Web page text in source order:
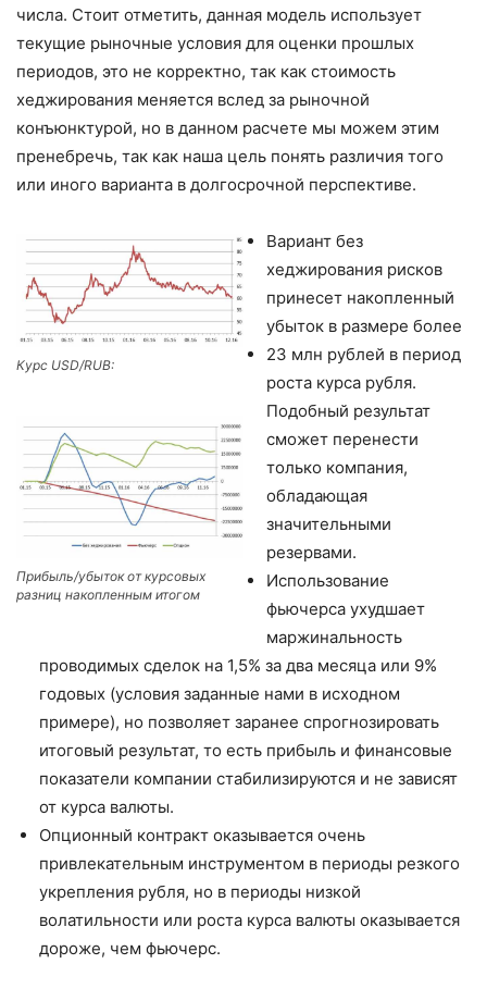
числа. Стоит отметить, данная модель использует
текущие рыночные условия для оценки прошлых
периодов, это не корректно, так как стоимость
хеджирования меняется вслед за рыночной
конъюнктурой, но в данном расчете мы можем этим
пренебречь, так как наша цель понять различия того
или иного варианта в долгосрочной перспективе.
Курс USD/RUB:
Прибыль/убыток от курсовых
разниц накопленным итогом
Вариант без
хеджирования рисков
принесет накопленный
убыток в размере более
23 млн рублей в период
роста курса рубля.
Подобный результат
сможет перенести
только компания,
обладающая
значительными
резервами.
Использование
фьючерса ухудшает
маржинальность
проводимых сделок на 1,5% за два месяца или 9%
годовых (условия заданные нами в исходном
примере), но позволяет заранее спрогнозировать
итоговый результат, то есть прибыль и финансовые
показатели компании стабилизируются и не зависят
от курса валюты.
Опционный контракт оказывается очень
привлекательным инструментом в периоды резкого
укрепления рубля, но в периоды низкой
волатильности или роста курса валюты оказывается
дороже, чем фьючерс.